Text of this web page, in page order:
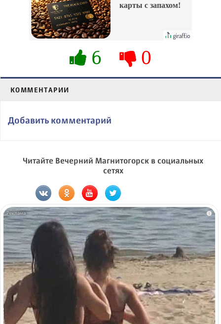
карты с запахом!
6 0
КОММЕНТАРИИ
Добавить комментарий
Читайте Вечерний Магнитогорск в социальных
сетях
i